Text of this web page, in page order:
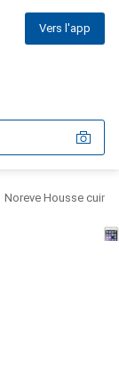
Vers l'app
Noreve Housse cuir